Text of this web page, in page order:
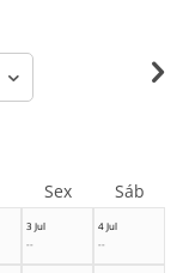
3 Jul
--
4 Jul
--
Sex Sáb